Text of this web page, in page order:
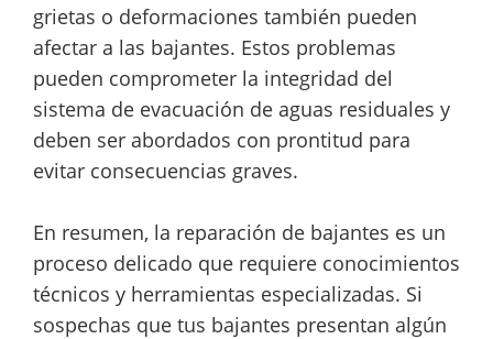
grietas o deformaciones también pueden
afectar a las bajantes. Estos problemas
pueden comprometer la integridad del
sistema de evacuación de aguas residuales y
deben ser abordados con prontitud para
evitar consecuencias graves.
En resumen, la reparación de bajantes es un
proceso delicado que requiere conocimientos
técnicos y herramientas especializadas. Si
sospechas que tus bajantes presentan algún